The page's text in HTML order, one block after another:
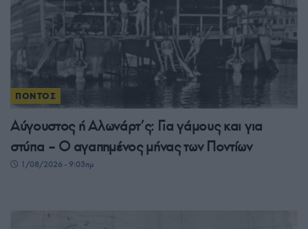
ΠΟΝΤΟΣ
Αύγουστος ή Αλωνάρτ’ς: Για γάμους και για
στύπα – Ο αγαπημένος μήνας των Ποντίων
1/08/2026 - 9:03πμ